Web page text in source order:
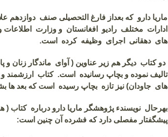
ماریا دارو که بعداز فارغ التحصیلی صنف دوازدهم
ادارات مختلف رادیو افغانستان و وزارت اطلاعات
های دهقانی اجرای وظیفه کرده است.
دو کتاب دیگر هم زیر عناوین ( آوای ماندگار زنان و
تالیف نموده و بچاپ رسانیده است. کتاب ارزشمند
های جاودان) نیز تازه بچاپ رسیده است که بعد ها
بهرحال نویسندء پژوهشگر ماریا دارو درباره کتاب (
پیشگفتار مفصلی دارد که فشرده آن چنین است: